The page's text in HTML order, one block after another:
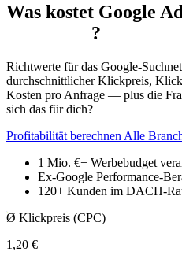
Was kostet Google
?
Richtwerte für das Google-
durchschnittlicher Klickpreis,
Kosten pro Anfrage — plus die
sich das für dich?
Profitabilität berechnen Alle
1 Mio. €+ Werbebudget
Ex-Google Performance-
120+ Kunden im DACH-
Ø Klickpreis (CPC)
1,20 €